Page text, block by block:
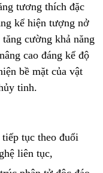
tương thích đặc
kể hiện tượng nở
cường khả năng
cao đáng kể độ
bề mặt của vật
tinh.
tục theo đuổi
liên tục,